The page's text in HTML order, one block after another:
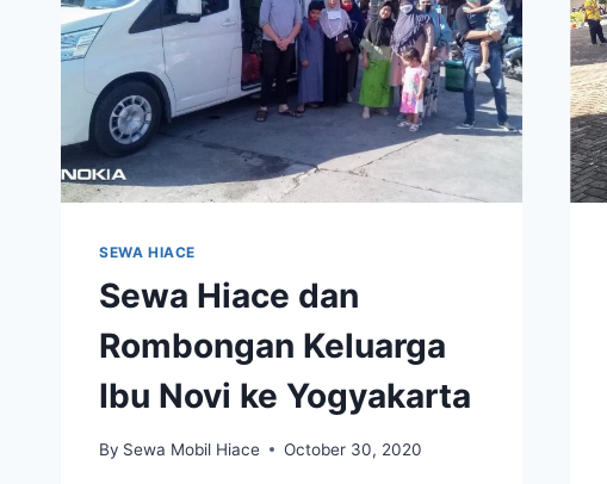
SEWA HIACE
Sewa Hiace dan
Rombongan Keluarga
Ibu Novi ke Yogyakarta
By Sewa Mobil Hiace October 30, 2020